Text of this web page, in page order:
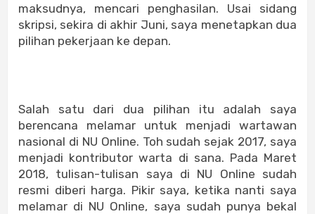
maksudnya, mencari penghasilan. Usai sidang
skripsi, sekira di akhir Juni, saya menetapkan dua
pilihan pekerjaan ke depan.
Salah satu dari dua pilihan itu adalah saya
berencana melamar untuk menjadi wartawan
nasional di NU Online. Toh sudah sejak 2017, saya
menjadi kontributor warta di sana. Pada Maret
2018, tulisan-tulisan saya di NU Online sudah
resmi diberi harga. Pikir saya, ketika nanti saya
melamar di NU Online, saya sudah punya bekal